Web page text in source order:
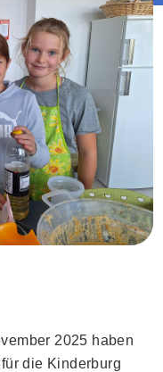
2025 haben
die Kinderburg